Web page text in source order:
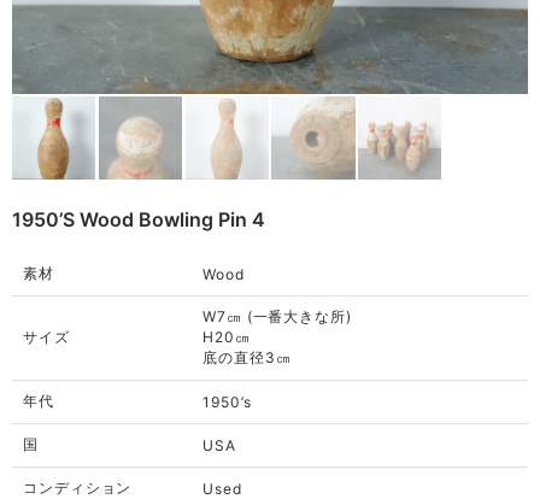
特定商取引法に基づく表記
Quilt
Native American
Otherwise
1950’s Wood Bowling Pin 4
素材 Wood
サイズ
W7㎝ (一番大きな所)
H20㎝
底の直径3㎝
年代 1950’s
国 USA
コンディション Used